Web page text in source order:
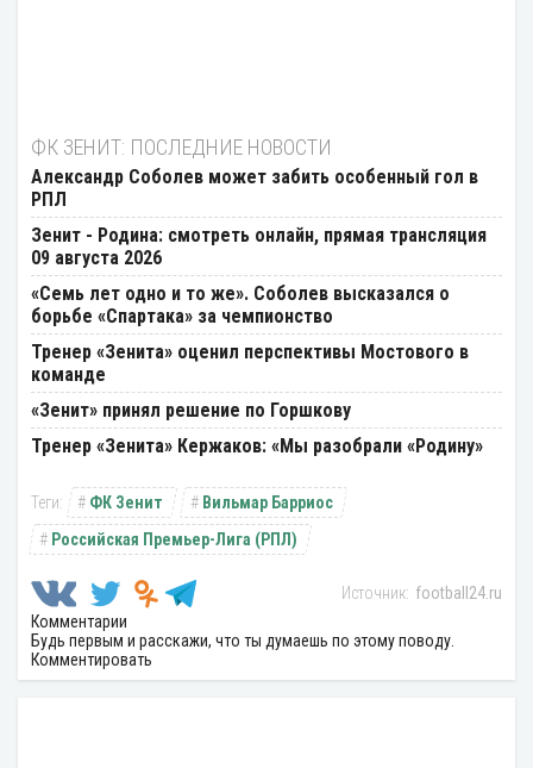
ФК ЗЕНИТ: ПОСЛЕДНИЕ НОВОСТИ
Александр Соболев может забить особенный гол в
РПЛ
Зенит - Родина: смотреть онлайн, прямая трансляция
09 августа 2026
«Семь лет одно и то же». Соболев высказался о
борьбе «Спартака» за чемпионство
Тренер «Зенита» оценил перспективы Мостового в
команде
«Зенит» принял решение по Горшкову
Тренер «Зенита» Кержаков: «Мы разобрали «Родину»
ФК Зенит
Вильмар Барриос
Российская Премьер-Лига (РПЛ)
football24.ru
Комментарии
Будь первым и расскажи, что ты думаешь по этому поводу.
Комментировать